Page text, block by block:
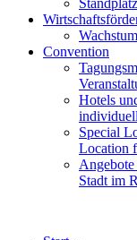
Convention
Hotels
Special
Location
Stadt im